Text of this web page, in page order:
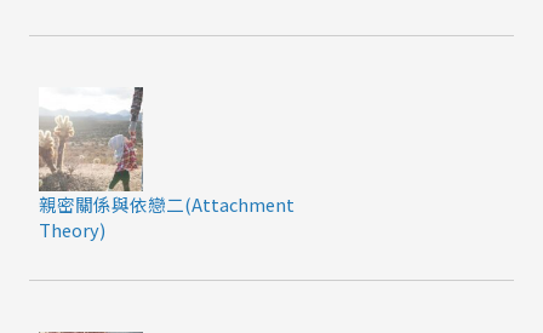
親密關係與依戀二(Attachment
Theory)